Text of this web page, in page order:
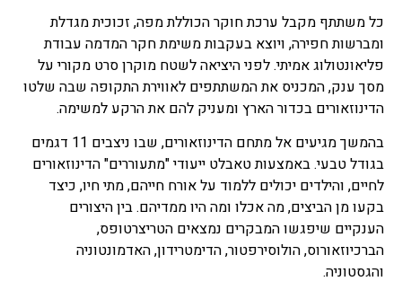
כל משתתף מקבל ערכת חוקר הכוללת מפה, זכוכית מגדלת
ומברשות חפירה, ויוצא בעקבות משימת חקר המדמה עבודת
פליאונטולוג אמיתי. לפני היציאה לשטח מוקרן סרט מקורי על
מסך ענק, המכניס את המשתתפים לאווירת התקופה שבה שלטו
הדינוזאורים בכדור הארץ ומעניק להם את הרקע למשימה.
בהמשך מגיעים אל מתחם הדינוזאורים, שבו ניצבים 11 דגמים
בגודל טבעי. באמצעות טאבלט ייעודי "מתעוררים" הדינוזאורים
לחיים, והילדים יכולים ללמוד על אורח חייהם, מתי חיו, כיצד
בקעו מן הביצים, מה אכלו ומה היו ממדיהם. בין היצורים
הענקיים שיפגשו המבקרים נמצאים הטריצרטופס,
הברכיוזאורוס, הולוסירפטור, הדימטרידון, האדמונטוניה
והגסטוניה.